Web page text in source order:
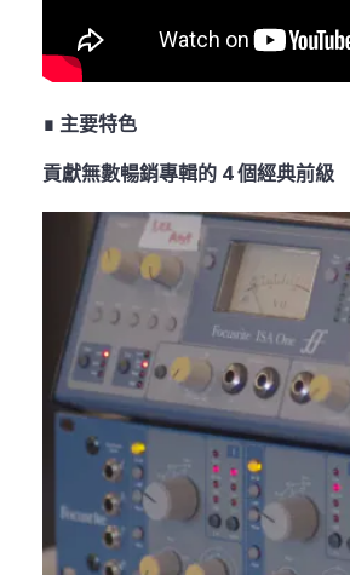
∎ 主要特色
貢獻無數暢銷專輯的 4 個經典前級